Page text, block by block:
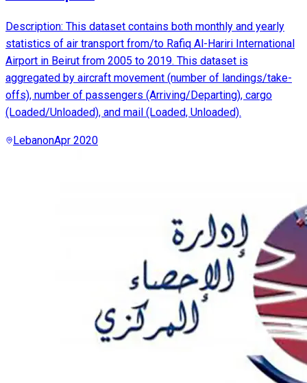
Description: This dataset contains both monthly and yearly
statistics of air transport from/to Rafiq Al-Hariri International
Airport in Beirut from 2005 to 2019. This dataset is
aggregated by aircraft movement (number of landings/take-
offs), number of passengers (Arriving/Departing), cargo
(Loaded/Unloaded), and mail (Loaded, Unloaded).
LebanonApr 2020